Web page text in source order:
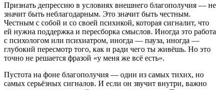
Признать депрессию в условиях внешнего благополучия — не
значит быть неблагодарным. Это значит быть честным.
Честным с собой и со своей психикой, которая сигналит, что
ей нужна поддержка и пересборка смыслов. Иногда это работа
с психологом или психиатром, иногда — пауза, иногда —
глубокий пересмотр того, как и ради чего ты живёшь. Но это
точно не решается фразой «у меня же всё есть».
Пустота на фоне благополучия — один из самых тихих, но
самых серьёзных сигналов. И если он звучит внутри, важно